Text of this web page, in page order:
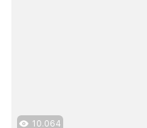
10.064